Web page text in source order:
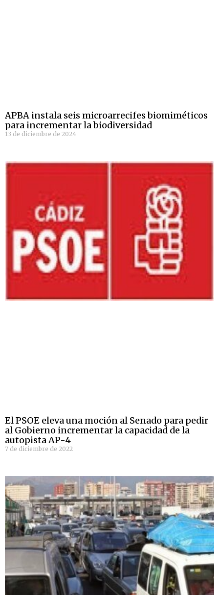
APBA instala seis microarrecifes biomiméticos
para incrementar la biodiversidad
13 de diciembre de 2024
El PSOE eleva una moción al Senado para pedir
al Gobierno incrementar la capacidad de la
autopista AP-4
7 de diciembre de 2022